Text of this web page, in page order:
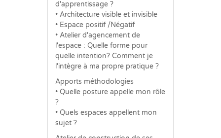
d'apprentissage ?
• Architecture visible et invisible
• Espace positif /Négatif
• Atelier d'agencement de
l'espace : Quelle forme pour
quelle intention? Comment je
l'intègre à ma propre pratique ?
Apports méthodologies
• Quelle posture appelle mon rôle
?
• Quels espaces appellent mon
sujet ?